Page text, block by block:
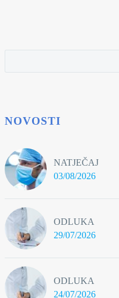
NOVOSTI
NATJEČAJ
03/08/2026
ODLUKA
29/07/2026
ODLUKA
24/07/2026